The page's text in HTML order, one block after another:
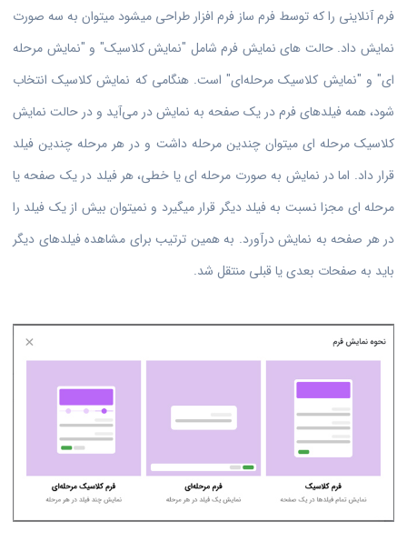
فرم آنلاینی را که توسط فرم ساز فرم افزار طراحی میشود میتوان به سه صورت
نمایش داد. حالت های نمایش فرم شامل "نمایش کلاسیک" و "نمایش مرحله
ای" و "نمایش کلاسیک مرحله‌ای" است. هنگامی که نمایش کلاسیک انتخاب
شود، همه فیلدهای فرم در یک صفحه به نمایش در می‌آید و در حالت نمایش
کلاسیک مرحله ای میتوان چندین مرحله داشت و در هر مرحله چندین فیلد
قرار داد. اما در نمایش به صورت مرحله ای یا خطی، هر فیلد در یک صفحه یا
مرحله ای مجزا نسبت به فیلد دیگر قرار میگیرد و نمیتوان بیش از یک فیلد را
در هر صفحه به نمایش درآورد. به همین ترتیب برای مشاهده فیلدهای دیگر
باید به صفحات بعدی یا قبلی منتقل شد.